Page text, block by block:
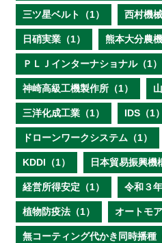
三ツ星ベルト（1） 西村機
日硝実業（1） 熊本大分農
ＰＬＪインターナショナル（1）
神崎高級工機製作所（1）
三洋化成工業（1） IDS（1）
ドローンワークシステム（1）
KDDI（1） 日本貿易振興機
経営所得安定（1） 令和３
植物防疫法（1） オートモア
無コーティング代かき同時播種